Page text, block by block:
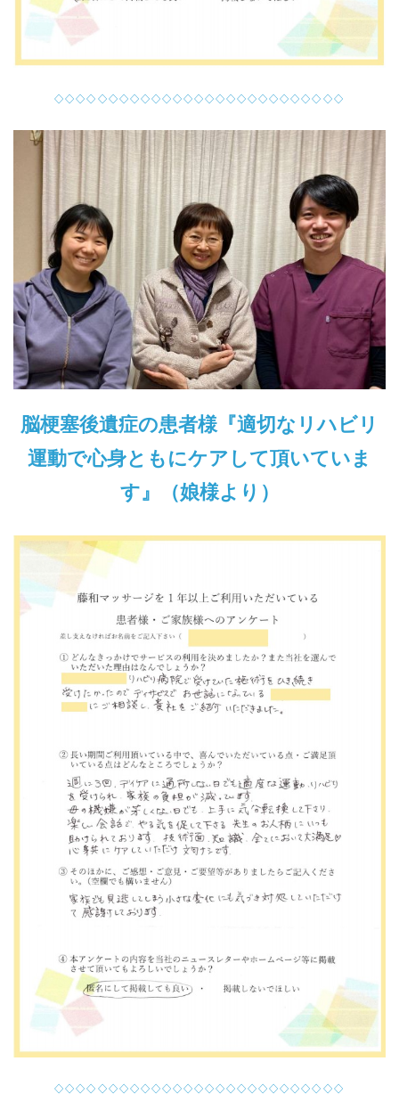
◇◇◇◇◇◇◇◇◇◇◇◇◇◇◇◇◇◇◇◇◇◇◇◇◇◇◇
脳梗塞後遺症の患者様『適切なリハビリ
運動で心身ともにケアして頂いていま
す』（娘様より）
◇◇◇◇◇◇◇◇◇◇◇◇◇◇◇◇◇◇◇◇◇◇◇◇◇◇◇